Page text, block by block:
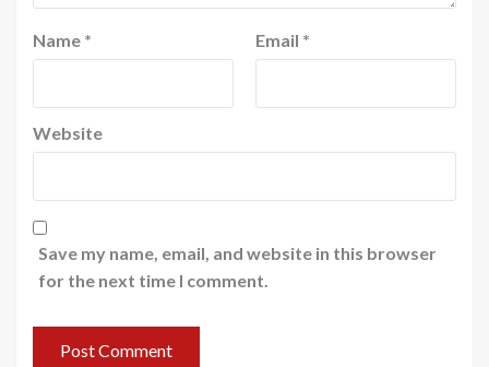
Name * Email *
Website
Save my name, email, and website in this browser
for the next time I comment.